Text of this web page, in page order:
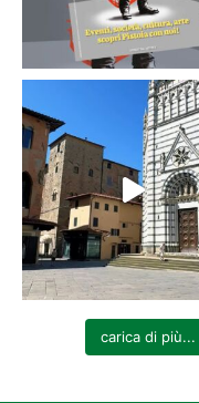
carica di più...